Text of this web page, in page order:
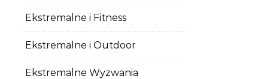
Ekstremalne i Fitness
Ekstremalne i Outdoor
Ekstremalne Wyzwania